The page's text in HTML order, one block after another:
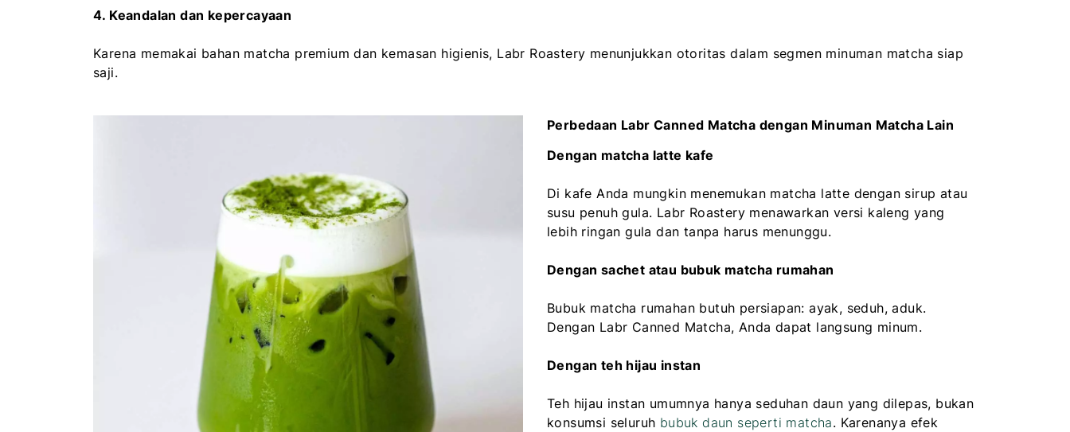
4. Keandalan dan kepercayaan
Karena memakai bahan matcha premium dan kemasan higienis, Labr Roastery menunjukkan otoritas dalam segmen minuman matcha siap
saji.
Perbedaan Labr Canned Matcha dengan Minuman Matcha Lain
Dengan matcha latte kafe
Di kafe Anda mungkin menemukan matcha latte dengan sirup atau
susu penuh gula. Labr Roastery menawarkan versi kaleng yang
lebih ringan gula dan tanpa harus menunggu.
Dengan sachet atau bubuk matcha rumahan
Bubuk matcha rumahan butuh persiapan: ayak, seduh, aduk.
Dengan Labr Canned Matcha, Anda dapat langsung minum.
Dengan teh hijau instan
Teh hijau instan umumnya hanya seduhan daun yang dilepas, bukan
konsumsi seluruh bubuk daun seperti matcha. Karenanya efek